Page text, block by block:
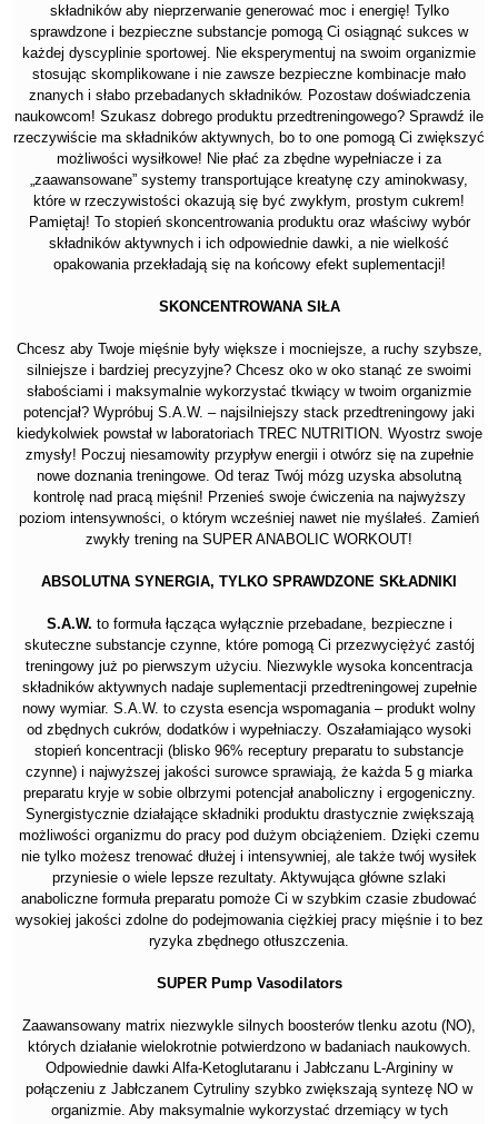
składników aby nieprzerwanie generować moc i energię! Tylko
sprawdzone i bezpieczne substancje pomogą Ci osiągnąć sukces w
każdej dyscyplinie sportowej. Nie eksperymentuj na swoim organizmie
stosując skomplikowane i nie zawsze bezpieczne kombinacje mało
znanych i słabo przebadanych składników. Pozostaw doświadczenia
naukowcom! Szukasz dobrego produktu przedtreningowego? Sprawdź ile
rzeczywiście ma składników aktywnych, bo to one pomogą Ci zwiększyć
możliwości wysiłkowe! Nie płać za zbędne wypełniacze i za
„zaawansowane” systemy transportujące kreatynę czy aminokwasy,
które w rzeczywistości okazują się być zwykłym, prostym cukrem!
Pamiętaj! To stopień skoncentrowania produktu oraz właściwy wybór
składników aktywnych i ich odpowiednie dawki, a nie wielkość
opakowania przekładają się na końcowy efekt suplementacji!
SKONCENTROWANA SIŁA
Chcesz aby Twoje mięśnie były większe i mocniejsze, a ruchy szybsze,
silniejsze i bardziej precyzyjne? Chcesz oko w oko stanąć ze swoimi
słabościami i maksymalnie wykorzystać tkwiący w twoim organizmie
potencjał? Wypróbuj S.A.W. – najsilniejszy stack przedtreningowy jaki
kiedykolwiek powstał w laboratoriach TREC NUTRITION. Wyostrz swoje
zmysły! Poczuj niesamowity przypływ energii i otwórz się na zupełnie
nowe doznania treningowe. Od teraz Twój mózg uzyska absolutną
kontrolę nad pracą mięśni! Przenieś swoje ćwiczenia na najwyższy
poziom intensywności, o którym wcześniej nawet nie myślałeś. Zamień
zwykły trening na SUPER ANABOLIC WORKOUT!
ABSOLUTNA SYNERGIA, TYLKO SPRAWDZONE SKŁADNIKI
S.A.W. to formuła łącząca wyłącznie przebadane, bezpieczne i
skuteczne substancje czynne, które pomogą Ci przezwyciężyć zastój
treningowy już po pierwszym użyciu. Niezwykle wysoka koncentracja
składników aktywnych nadaje suplementacji przedtreningowej zupełnie
nowy wymiar. S.A.W. to czysta esencja wspomagania – produkt wolny
od zbędnych cukrów, dodatków i wypełniaczy. Oszałamiająco wysoki
stopień koncentracji (blisko 96% receptury preparatu to substancje
czynne) i najwyższej jakości surowce sprawiają, że każda 5 g miarka
preparatu kryje w sobie olbrzymi potencjał anaboliczny i ergogeniczny.
Synergistycznie działające składniki produktu drastycznie zwiększają
możliwości organizmu do pracy pod dużym obciążeniem. Dzięki czemu
nie tylko możesz trenować dłużej i intensywniej, ale także twój wysiłek
przyniesie o wiele lepsze rezultaty. Aktywująca główne szlaki
anaboliczne formuła preparatu pomoże Ci w szybkim czasie zbudować
wysokiej jakości zdolne do podejmowania ciężkiej pracy mięśnie i to bez
ryzyka zbędnego otłuszczenia.
SUPER Pump Vasodilators
Zaawansowany matrix niezwykle silnych boosterów tlenku azotu (NO),
których działanie wielokrotnie potwierdzono w badaniach naukowych.
Odpowiednie dawki Alfa-Ketoglutaranu i Jabłczanu L-Argininy w
połączeniu z Jabłczanem Cytruliny szybko zwiększają syntezę NO w
organizmie. Aby maksymalnie wykorzystać drzemiący w tych